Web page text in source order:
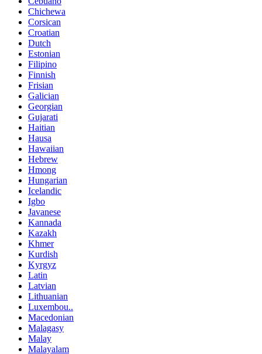
Chichewa
Corsican
Croatian
Dutch
Estonian
Filipino
Finnish
Frisian
Galician
Georgian
Gujarati
Haitian
Hausa
Hawaiian
Hebrew
Hmong
Hungarian
Icelandic
Igbo
Javanese
Kannada
Kazakh
Khmer
Kurdish
Kyrgyz
Latin
Latvian
Lithuanian
Luxembou..
Macedonian
Malagasy
Malay
Malayalam